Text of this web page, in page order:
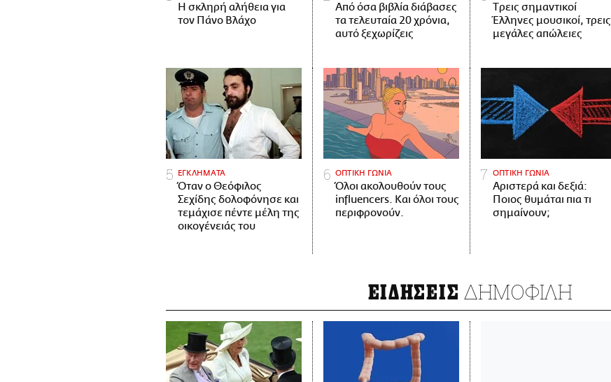
H σκληρή αλήθεια για
τον Πάνο Βλάχο
Από όσα βιβλία διάβασες
τα τελευταία 20 χρόνια,
αυτό ξεχωρίζεις
Tρεις σημαντικοί
Έλληνες μουσικοί, τρεις
μεγάλες απώλειες
ΕΓΚΛΗΜΑΤΑ
Όταν ο Θεόφιλος
Σεχίδης δολοφόνησε και
τεμάχισε πέντε μέλη της
οικογένειάς του
ΟΠΤΙΚΗ ΓΩΝΙΑ
Όλοι ακολουθούν τους
influencers. Και όλοι τους
περιφρονούν.
ΟΠΤΙΚΗ ΓΩΝΙΑ
Αριστερά και δεξιά:
Ποιος θυμάται πια τι
σημαίνουν;
ΕΙΔΗΣΕΙΣ ΔΗΜΟΦΙΛΗ